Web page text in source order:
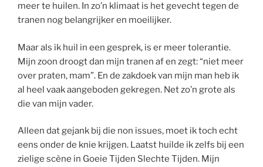
meer te huilen. In zo’n klimaat is het gevecht tegen de
tranen nog belangrijker en moeilijker.
Maar als ik huil in een gesprek, is er meer tolerantie.
Mijn zoon droogt dan mijn tranen af en zegt: “niet meer
over praten, mam”. En de zakdoek van mijn man heb ik
al heel vaak aangeboden gekregen. Net zo’n grote als
die van mijn vader.
Alleen dat gejank bij die non issues, moet ik toch echt
eens onder de knie krijgen. Laatst huilde ik zelfs bij een
zielige scène in Goeie Tijden Slechte Tijden. Mijn